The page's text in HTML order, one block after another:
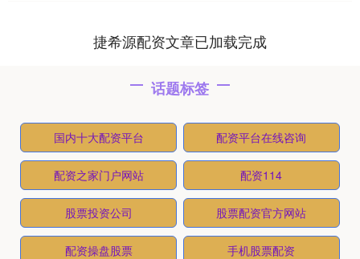
捷希源配资文章已加载完成
话题标签
国内十大配资平台 配资平台在线咨询
配资之家门户网站 配资114
股票投资公司 股票配资官方网站
配资操盘股票 手机股票配资